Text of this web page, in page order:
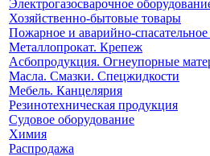
Электрогазосварочное
Хозяйственно-бытовые товары
Пожарное и аварийно-
Металлопрокат. Крепеж
Асбопродукция. Огнеупорные
Масла. Смазки. Спецжидкости
Мебель. Канцелярия
Резинотехническая продукция
Судовое оборудование
Химия
Распродажа